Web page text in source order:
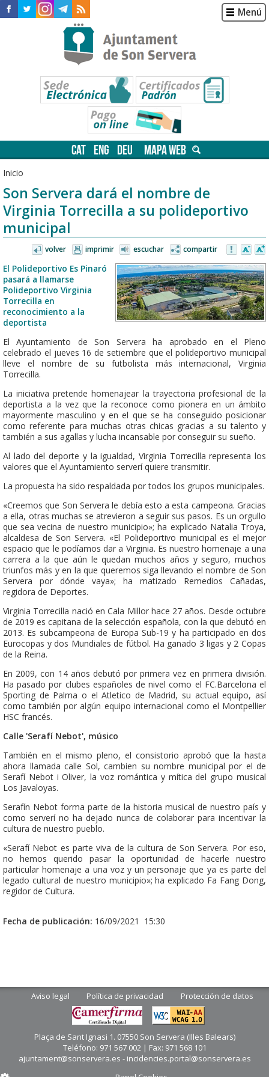
Menú
CAT ENG DEU MAPA WEB
Inicio
Son Servera dará el nombre de
Virginia Torrecilla a su polideportivo
municipal
volver imprimir escuchar compartir
El Polideportivo Es Pinaró
pasará a llamarse
Polideportivo Virginia
Torrecilla en
reconocimiento a la
deportista
El Ayuntamiento de Son Servera ha aprobado en el Pleno
celebrado el jueves 16 de setiembre que el polideportivo municipal
lleve el nombre de su futbolista más internacional, Virginia
Torrecilla.
La iniciativa pretende homenajear la trayectoria profesional de la
deportista a la vez que la reconoce como pionera en un ámbito
mayormente masculino y en el que se ha conseguido posicionar
como referente para muchas otras chicas gracias a su talento y
también a sus agallas y lucha incansable por conseguir su sueño.
Al lado del deporte y la igualdad, Virginia Torrecilla representa los
valores que el Ayuntamiento serverí quiere transmitir.
La propuesta ha sido respaldada por todos los grupos municipales.
«Creemos que Son Servera le debía esto a esta campeona. Gracias
a ella, otras muchas se atrevieron a seguir sus pasos. Es un orgullo
que sea vecina de nuestro municipio»; ha explicado Natalia Troya,
alcaldesa de Son Servera. «El Polideportivo municipal es el mejor
espacio que le podíamos dar a Virginia. Es nuestro homenaje a una
carrera a la que aún le quedan muchos años y seguro, muchos
triunfos más y en la que queremos siga llevando el nombre de Son
Servera por dónde vaya»; ha matizado Remedios Cañadas,
regidora de Deportes.
Virginia Torrecilla nació en Cala Millor hace 27 años. Desde octubre
de 2019 es capitana de la selección española, con la que debutó en
2013. Es subcampeona de Europa Sub-19 y ha participado en dos
Eurocopas y dos Mundiales de fútbol. Ha ganado 3 ligas y 2 Copas
de la Reina.
En 2009, con 14 años debutó por primera vez en primera división.
Ha pasado por clubes españoles de nivel como el FC.Barcelona el
Sporting de Palma o el Atletico de Madrid, su actual equipo, así
como también por algún equipo internacional como el Montpellier
HSC francés.
Calle 'Serafí Nebot', músico
También en el mismo pleno, el consistorio aprobó que la hasta
ahora llamada calle Sol, cambien su nombre municipal por el de
Serafí Nebot i Oliver, la voz romántica y mítica del grupo musical
Los Javaloyas.
Serafín Nebot forma parte de la historia musical de nuestro país y
como serverí no ha dejado nunca de colaborar para incentivar la
cultura de nuestro pueblo.
«Serafí Nebot es parte viva de la cultura de Son Servera. Por eso,
no hemos querido pasar la oportunidad de hacerle nuestro
particular homenaje a una voz y un personaje que ya es parte del
legado cultural de nuestro municipio»; ha explicado Fa Fang Dong,
regidor de Cultura.
Fecha de publicación: 16/09/2021 15:30
Aviso legal Política de privacidad Protección de datos
Plaça de Sant Ignasi 1. 07550 Son Servera (Illes Balears)
Teléfono: 971 567 002 | Fax: 971 568 101
ajuntament@sonservera.es - incidencies.portal@sonservera.es